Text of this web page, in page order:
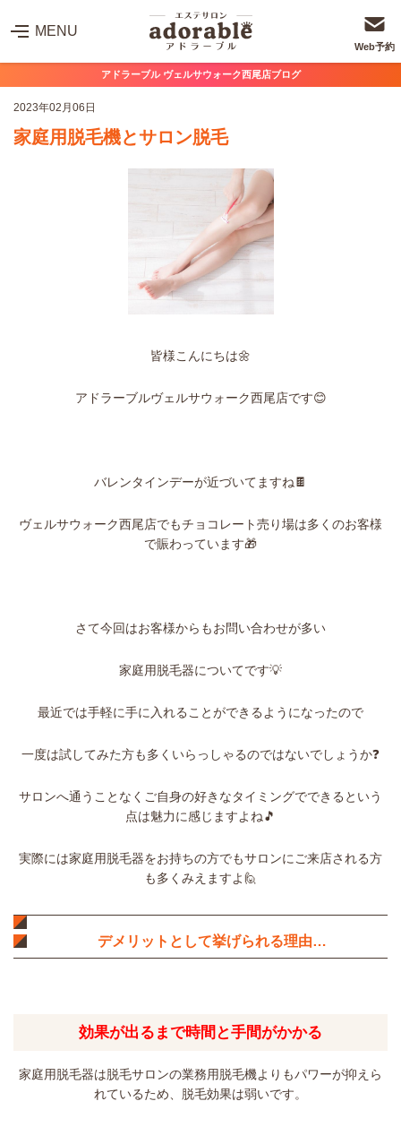
アドラーブル ヴェルサウォーク西尾店ブログ
MENU
Web予約
2023年02月06日
家庭用脱毛機とサロン脱毛
皆様こんにちは🌼
アドラーブルヴェルサウォーク西尾店です😊
バレンタインデーが近づいてますね🍫
ヴェルサウォーク西尾店でもチョコレート売り場は多くのお客様
で賑わっています🎁
さて今回はお客様からもお問い合わせが多い
家庭用脱毛器についてです💡
最近では手軽に手に入れることができるようになったので
一度は試してみた方も多くいらっしゃるのではないでしょうか❓
サロンへ通うことなくご自身の好きなタイミングでできるという
点は魅力に感じますよね🎵
実際には家庭用脱毛器をお持ちの方でもサロンにご来店される方
も多くみえますよ🙋
デメリットとして挙げられる理由…
効果が出るまで時間と手間がかかる
家庭用脱毛器は脱毛サロンの業務用脱毛機よりもパワーが抑えら
れているため、脱毛効果は弱いです。